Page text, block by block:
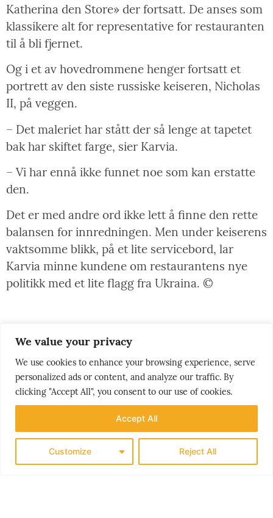
We value your privacy
We use cookies to enhance your browsing experience, serve
personalized ads or content, and analyze our traffic. By
clicking "Accept All", you consent to our use of cookies.
Customize Reject All
Accept All
Katherina den Store» der fortsatt. De anses som
klassikere alt for representative for restauranten
til å bli fjernet.
Og i et av hovedrommene henger fortsatt et
portrett av den siste russiske keiseren, Nicholas
II, på veggen.
– Det maleriet har stått der så lenge at tapetet
bak har skiftet farge, sier Karvia.
– Vi har ennå ikke funnet noe som kan erstatte
den.
Det er med andre ord ikke lett å finne den rette
balansen for innredningen. Men under keiserens
vaktsomme blikk, på et lite servicebord, lar
Karvia minne kundene om restaurantens nye
politikk med et lite flagg fra Ukraina. ©
BJØRN MOHOLDT -Writer and photographer.
He is restlessly traveling the world in search of
inspiring stories that will nudge you as a
traveller in the right, sustainable direction.
latest news